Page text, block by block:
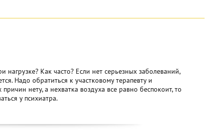
нагрузке? Как часто? Если нет серьезных заболеваний,
Надо обратиться к участковому терапевту и
нету, а нехватка воздуха все равно беспокоит, то
у психиатра.